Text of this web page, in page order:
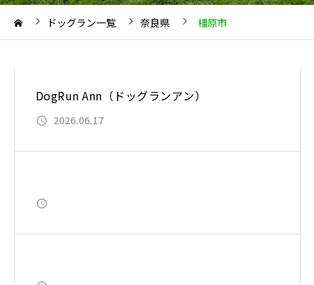
ドッグラン一覧 奈良県 橿原市
DogRun Ann（ドッグランアン）
2026.06.17